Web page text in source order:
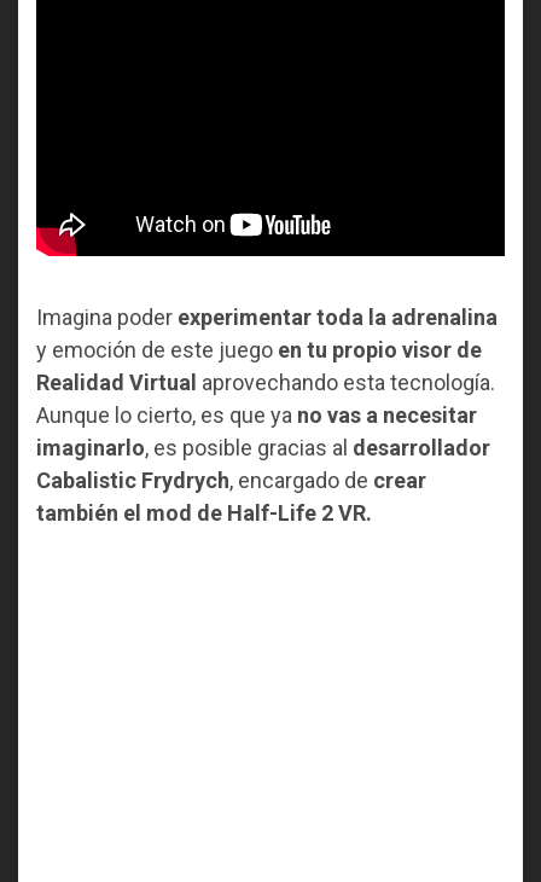
Imagina poder experimentar toda la adrenalina
y emoción de este juego en tu propio visor de
Realidad Virtual aprovechando esta tecnología.
Aunque lo cierto, es que ya no vas a necesitar
imaginarlo, es posible gracias al desarrollador
Cabalistic Frydrych, encargado de crear
también el mod de Half-Life 2 VR.